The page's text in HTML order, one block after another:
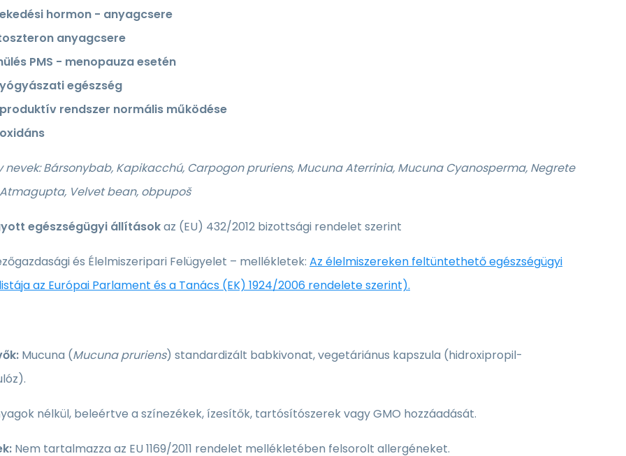
hormon - anyagcsere
anyagcsere
PMS - menopauza esetén
egészség
rendszer normális működése
nevek: Bársonybab, Kapikacchú, Carpogon pruriens, Mucuna Aterrinia, Mucuna Cyanosperma, Negrete
Velvet bean, obpupoš
egészségügyi állításokaz (EU) 432/2012 bizottsági rendelet szerint
és Élelmiszeripari Felügyelet – mellékletek: Az élelmiszereken feltüntethető egészségügyi
az Európai Parlament és a Tanács (EK) 1924/2006 rendelete szerint).
Mucuna (Mucuna pruriens) standardizált babkivonat, vegetáriánus kapszula (hidroxipropil-
nélkül, beleértve a színezékek, ízesítők, tartósítószerek vagy GMO hozzáadását.
Nem tartalmazza az EU 1169/2011 rendelet mellékletében felsorolt allergéneket.